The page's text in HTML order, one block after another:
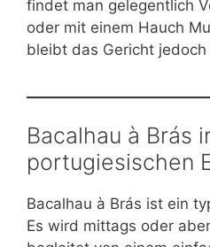
findet man gelegentlich
oder mit einem Hauch
bleibt das Gericht jedoch
Bacalhau à Brás
portugiesischen
Bacalhau à Brás ist ein
Es wird mittags oder